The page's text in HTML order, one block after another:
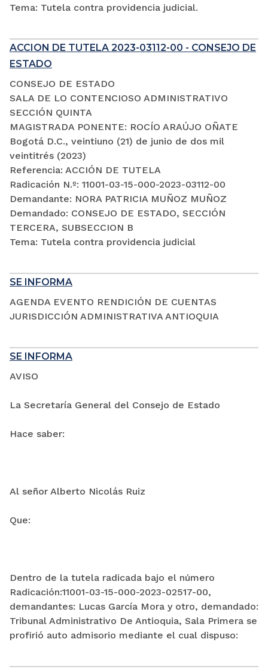
Tema: Tutela contra providencia judicial.
ACCION DE TUTELA 2023-03112-00 - CONSEJO DE
ESTADO
CONSEJO DE ESTADO
SALA DE LO CONTENCIOSO ADMINISTRATIVO
SECCIÓN QUINTA
MAGISTRADA PONENTE: ROCÍO ARAÚJO OÑATE
Bogotá D.C., veintiuno (21) de junio de dos mil
veintitrés (2023)
Referencia: ACCIÓN DE TUTELA
Radicación N.º: 11001-03-15-000-2023-03112-00
Demandante: NORA PATRICIA MUÑOZ MUÑOZ
Demandado: CONSEJO DE ESTADO, SECCIÓN
TERCERA, SUBSECCION B
Tema: Tutela contra providencia judicial
SE INFORMA
AGENDA EVENTO RENDICIÓN DE CUENTAS
JURISDICCIÓN ADMINISTRATIVA ANTIOQUIA
SE INFORMA
AVISO
La Secretaría General del Consejo de Estado
Hace saber:
Al señor Alberto Nicolás Ruiz
Que:
Dentro de la tutela radicada bajo el número
Radicación:11001-03-15-000-2023-02517-00,
demandantes: Lucas García Mora y otro, demandado:
Tribunal Administrativo De Antioquia, Sala Primera se
profirió auto admisorio mediante el cual dispuso: